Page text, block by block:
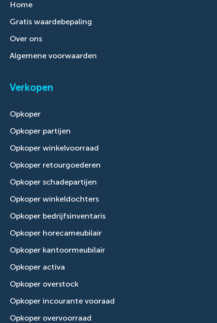
Home
Gratis waardebepaling
Over ons
Algemene voorwaarden
Verkopen
Opkoper
Opkoper partijen
Opkoper winkelvoorraad
Opkoper retourgoederen
Opkoper schadepartijen
Opkoper winkeldochters
Opkoper bedrijfsinventaris
Opkoper horecameubilair
Opkoper kantoormeubilair
Opkoper activa
Opkoper overstock
Opkoper incourante vooraad
Opkoper overvoorraad